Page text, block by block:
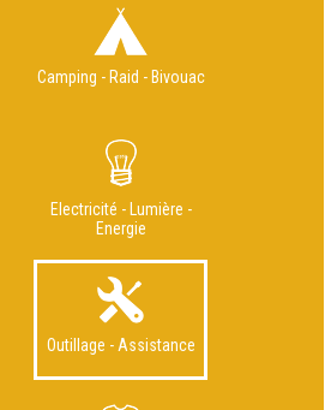
Camping - Raid - Bivouac
Electricité - Lumière -
Energie
Outillage - Assistance